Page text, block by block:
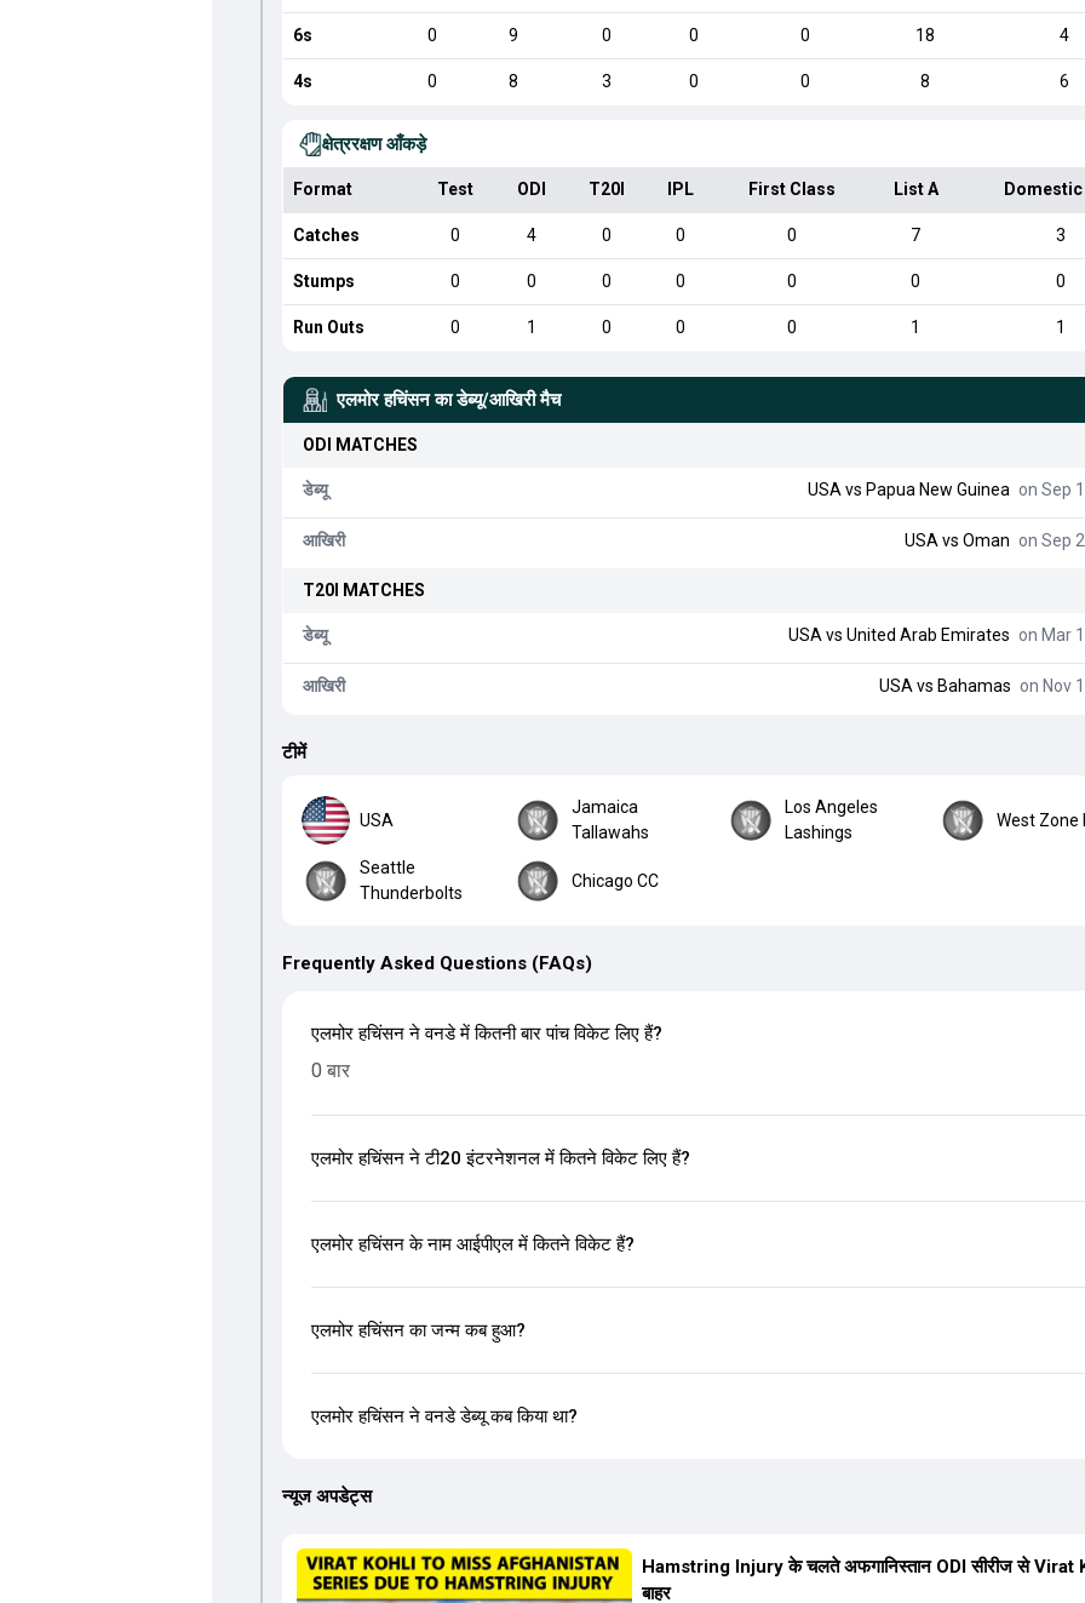
6s 0 9 0 0 0 18 4
4s 0 8 3 0 0 8 6
क्षेत्ररक्षण आँकड़े
Format Test ODI T20I IPL First Class List A
Catches 0 4 0 0 0 7 3
Stumps 0 0 0 0 0 0 0
Run Outs 0 1 0 0 0 1 1
एलमोर हचिंसन का डेब्यू/आखिरी मैच
ODI MATCHES
डेब्यू USA vs Papua New Guinea on Sep
आखिरी USA vs Oman on Sep
T20I MATCHES
डेब्यू USA vs United Arab Emirates on Mar
आखिरी USA vs Bahamas on Nov
टीमें
USA
Jamaica
Tallawahs
Los Angeles
Lashings
West Zone
Seattle
Thunderbolts
Chicago CC
Frequently Asked Questions (FAQs)
एलमोर हचिंसन ने वनडे में कितनी बार पांच विकेट लिए हैं?
0 बार
एलमोर हचिंसन ने टी20 इंटरनेशनल में कितने विकेट लिए हैं?
एलमोर हचिंसन के नाम आईपीएल में कितने विकेट हैं?
एलमोर हचिंसन का जन्म कब हुआ?
एलमोर हचिंसन ने वनडे डेब्यू कब किया था?
न्यूज अपडेट्स
Hamstring Injury के चलते अफगानिस्तान ODI सीरीज से Virat
बाहर